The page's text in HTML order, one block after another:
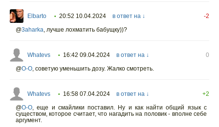
Elbarto • 20:52 10.04.2024 в ответ на ↓
-2
@3aharka, лучше лохматить бабущку))?
Whatevs • 16:42 09.04.2024 в ответ на ↓
0
@O-O, советую уменьшить дозу. Жалко смотреть.
Whatevs • 16:58 07.04.2024 в ответ на ↓
+2
@O-O, еще и смайлики поставил. Ну и как найти общий язык с
существом, которое считает, что нагадить на половик - вполне себе
аргумент.